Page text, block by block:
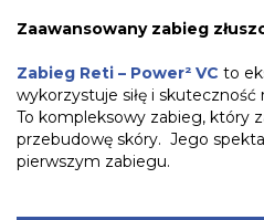
Zaawansowany zabieg
Zabieg Reti – Power² VC to
wykorzystuje siłę i
To kompleksowy zabieg, który
przebudowę skóry. Jego
pierwszym zabiegu.